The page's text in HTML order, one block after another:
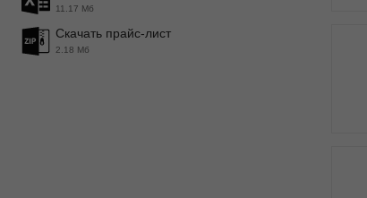
11.17 Мб
Скачать прайс-лист
2.18 Мб